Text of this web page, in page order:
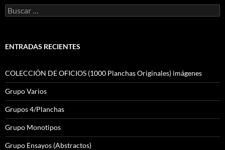
Buscar:
ENTRADAS RECIENTES
COLECCIÓN DE OFICIOS (1000 Planchas Originales) imágenes
Grupo Varios
Grupos 4/Planchas
Grupo Monotipos
Grupo Ensayos (Abstractos)